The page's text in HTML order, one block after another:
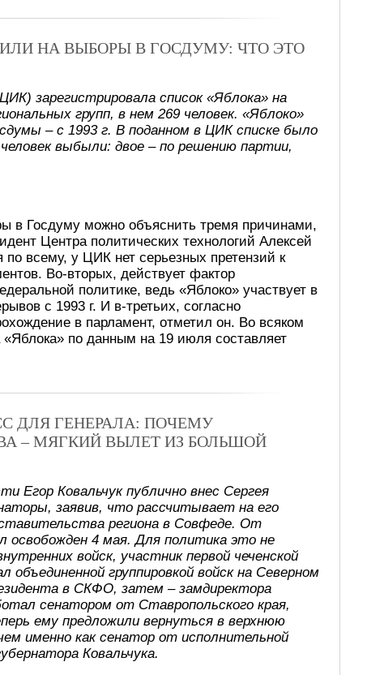
НА ВЫБОРЫ В ГОСДУМУ: ЧТО ЭТО
зарегистрировала список «Яблока» на
групп, в нем 269 человек. «Яблоко»
– с 1993 г. В поданном в ЦИК списке было
выбыли: двое – по решению партии,
в Госдуму можно объяснить тремя причинами,
Центра политических технологий Алексей
всему, у ЦИК нет серьезных претензий к
Во-вторых, действует фактор
политике, ведь «Яблоко» участвует в
с 1993 г. И в-третьих, согласно
в парламент, отметил он. Во всяком
по данным на 19 июля составляет
ДЛЯ ГЕНЕРАЛА: ПОЧЕМУ
– МЯГКИЙ ВЫЛЕТ ИЗ БОЛЬШОЙ
Егор Ковальчук публично внес Сергея
заявив, что рассчитывает на его
региона в Совфеде. От
освобожден 4 мая. Для политика это не
войск, участник первой чеченской
объединенной группировкой войск на Северном
в СКФО, затем – замдиректора
сенатором от Ставропольского края,
ему предложили вернуться в верхнюю
именно как сенатор от исполнительной
Ковальчука.